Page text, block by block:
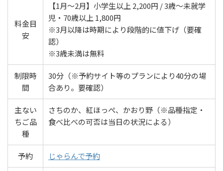
料金目
安
【1月～2月】小学生以上 2,200円 / 3歳～未就学
児・70歳以上 1,800円
※3月以降は時期により段階的に値下げ（要確
認）
※3歳未満は無料
制限時
間
30分（※予約サイト等のプランにより40分の場
合あり。要確認）
主ない
ちご品
種
さちのか、紅ほっぺ、かおり野（※品種指定・
食べ比べの可否は当日の状況による）
予約 じゃらんで予約